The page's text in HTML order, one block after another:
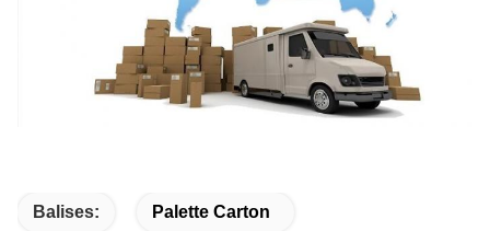
Balises: Palette Carton